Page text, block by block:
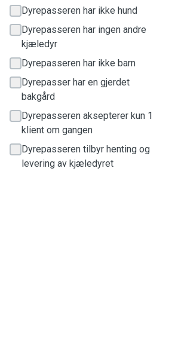
Dyrepasseren har ikke hund
Dyrepasseren har ingen andre
kjæledyr
Dyrepasseren har ikke barn
Dyrepasser har en gjerdet
bakgård
Dyrepasseren aksepterer kun 1
klient om gangen
Dyrepasseren tilbyr henting og
levering av kjæledyret